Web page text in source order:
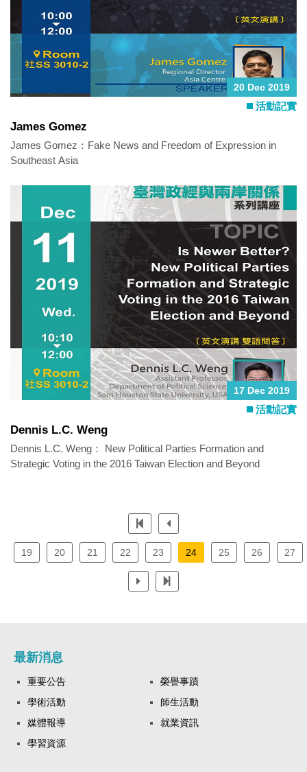
20 Dec 2019
活動記實
James Gomez
James Gomez：Fake News and Freedom of Expression in
Southeast Asia
17 Dec 2019
活動記實
Dennis L.C. Weng
Dennis L.C. Weng： New Political Parties Formation and
Strategic Voting in the 2016 Taiwan Election and Beyond
19 20 21 22 23 24 25 26 27
最新消息
重要公告
榮譽事蹟
學術活動
師生活動
媒體報導
就業資訊
學習資源